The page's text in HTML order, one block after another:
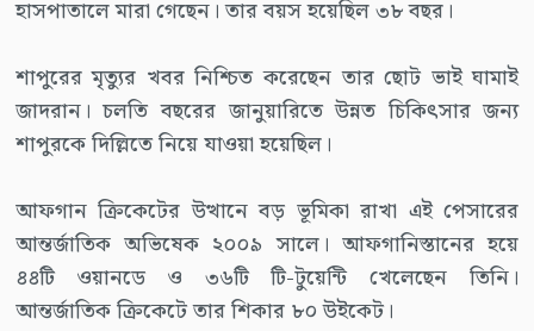
হাসপাতালে মারা গেছেন। তার বয়স হয়েছিল ৩৮ বছর।
শাপুরের মৃত্যুর খবর নিশ্চিত করেছেন তার ছোট ভাই ঘামাই
জাদরান। চলতি বছরের জানুয়ারিতে উন্নত চিকিৎসার জন্য
শাপুরকে দিল্লিতে নিয়ে যাওয়া হয়েছিল।
আফগান ক্রিকেটের উত্থানে বড় ভূমিকা রাখা এই পেসারের
আন্তর্জাতিক অভিষেক ২০০৯ সালে। আফগানিস্তানের হয়ে
৪৪টি ওয়ানডে ও ৩৬টি টি-টুয়েন্টি খেলেছেন তিনি।
আন্তর্জাতিক ক্রিকেটে তার শিকার ৮০ উইকেট।